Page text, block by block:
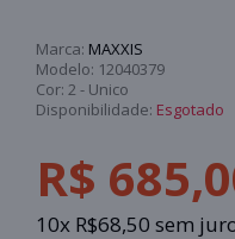
Marca: MAXXIS
Modelo: 12040379
Cor: 2 - Unico
Disponibilidade: Esgotado
R$
10x R$68,50 sem